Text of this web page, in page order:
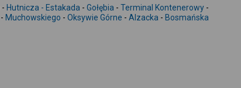
-
- Hutnicza - Estakada - Gołębia - Terminal Kontenerowy -
- Muchowskiego - Oksywie Górne - Alzacka - Bosmańska